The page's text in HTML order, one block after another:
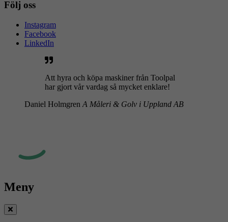
Följ oss
Instagram
Facebook
LinkedIn
Att hyra och köpa maskiner från Toolpal
har gjort vår vardag så mycket enklare!
Daniel Holmgren A Måleri & Golv i Uppland AB
Meny
Stäng